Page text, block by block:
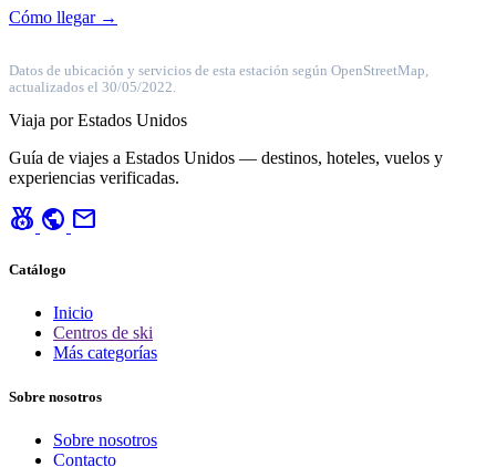
Cómo llegar →
Datos de ubicación y servicios de esta estación según OpenStreetMap,
actualizados el 30/05/2022.
Viaja por Estados Unidos
Guía de viajes a Estados Unidos — destinos, hoteles, vuelos y
experiencias verificadas.
social_leaderboard public mail
Catálogo
Inicio
Centros de ski
Más categorías
Sobre nosotros
Sobre nosotros
Contacto